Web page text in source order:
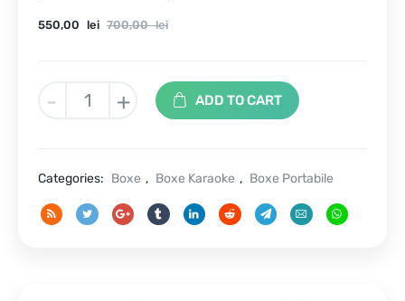
700,00 lei
Original
550,00 lei
Current
-
Boxă
Portabilă
Microfon
–
16W,
Baterie
+ ADD TO CART
Categories: Boxe , Boxe Karaoke , Boxe Portabile